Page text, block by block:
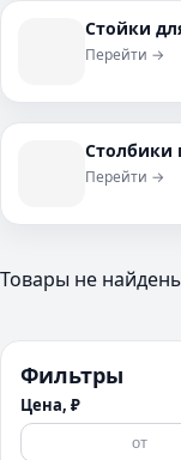
Фильтры
Цена, ₽
Стойки
Перейти →
Столбики
Перейти →
Товары не